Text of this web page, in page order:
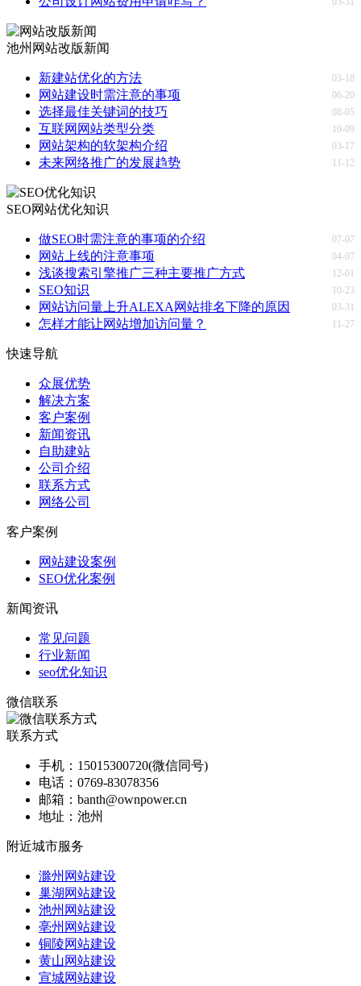
池州网站改版新闻
新建站优化的方法 03-18
网站建设时需注意的事项 06-20
选择最佳关键词的技巧 08-05
互联网网站类型分类 10-09
网站架构的软架构介绍 03-17
未来网络推广的发展趋势 11-12
SEO网站优化知识
做SEO时需注意的事项的介绍 07-07
网站上线的注意事项 04-07
浅谈搜索引擎推广三种主要推广方式 12-01
SEO知识 10-23
网站访问量上升ALEXA网站排名下降的原因 03-31
怎样才能让网站增加访问量？ 11-27
快速导航
众展优势
解决方案
客户案例
新闻资讯
自助建站
公司介绍
联系方式
网络公司
客户案例
网站建设案例
SEO优化案例
新闻资讯
常见问题
行业新闻
seo优化知识
微信联系
联系方式
手机： 15015300720(微信同号)
电话： 0769-83078356
邮箱： banth@ownpower.cn
地址： 池州
附近城市服务
滁州网站建设
巢湖网站建设
池州网站建设
亳州网站建设
铜陵网站建设
黄山网站建设
宣城网站建设